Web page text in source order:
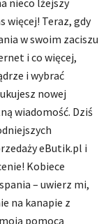
więcej! Teraz, gdy
w swoim zaciszu
i co więcej,
i wybrać
nowej
wiadomość. Dziś
eButik.pl i
Kobiece
– uwierz mi,
na kanapie z
pomocą